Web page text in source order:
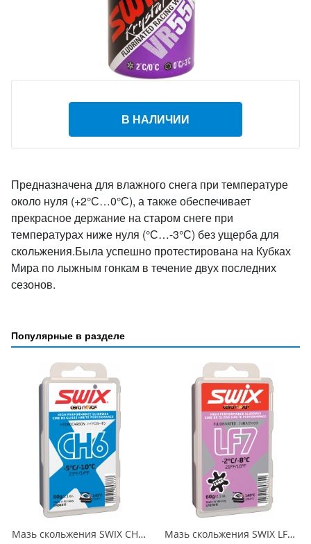
В НАЛИЧИИ
Предназначена для влажного снега при температуре
около нуля (+2°С…0°С), а также обеспечивает
прекрасное держание на старом снеге при
температурах ниже нуля (°С…-3°С) без ущерба для
скольжения.Была успешно протестирована на Кубках
Мира по лыжным гонкам в течение двух последних
сезонов.
Популярные в разделе
Мазь скольжения SWIX CH6X Blue -5C / -10C 60гр Мазь скольжения SWIX LF7X Violet -2C / -8C 60гр